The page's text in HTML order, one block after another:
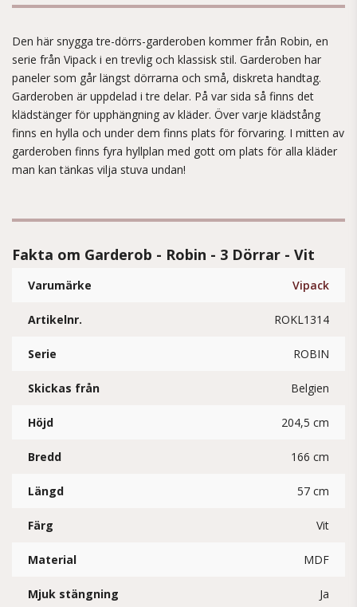
Den här snygga tre-dörrs-garderoben kommer från Robin, en
serie från Vipack i en trevlig och klassisk stil. Garderoben har
paneler som går längst dörrarna och små, diskreta handtag.
Garderoben är uppdelad i tre delar. På var sida så finns det
klädstänger för upphängning av kläder. Över varje klädstång
finns en hylla och under dem finns plats för förvaring. I mitten av
garderoben finns fyra hyllplan med gott om plats för alla kläder
man kan tänkas vilja stuva undan!
Fakta om Garderob - Robin - 3 Dörrar - Vit
Varumärke Vipack
Artikelnr. ROKL1314
Serie ROBIN
Skickas från Belgien
Höjd 204,5 cm
Bredd 166 cm
Längd 57 cm
Färg Vit
Material MDF
Mjuk stängning Ja